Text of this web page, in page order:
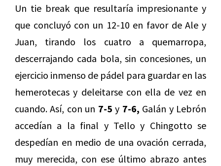
Un tie break que resultaría impresionante y
que concluyó con un 12-10 en favor de Ale y
Juan, tirando los cuatro a quemarropa,
descerrajando cada bola, sin concesiones, un
ejercicio inmenso de pádel para guardar en las
hemerotecas y deleitarse con ella de vez en
cuando. Así, con un 7-5 y 7-6, Galán y Lebrón
accedían a la final y Tello y Chingotto se
despedían en medio de una ovación cerrada,
muy merecida, con ese último abrazo antes